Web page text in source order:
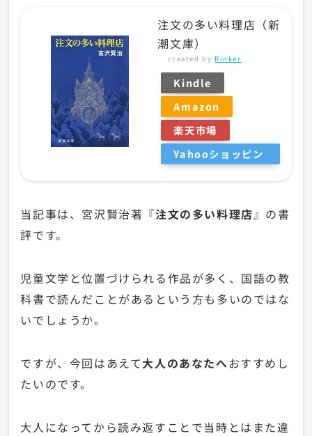
注文の多い料理店（新
潮文庫）
created by Rinker
Kindle
Amazon
楽天市場
Yahooショッピン
当記事は、宮沢賢治著『注文の多い料理店』の書
評です。
児童文学と位置づけられる作品が多く、国語の教
科書で読んだことがあるという方も多いのではな
いでしょうか。
ですが、今回はあえて大人のあなたへおすすめし
たいのです。
大人になってから読み返すことで当時とはまた違